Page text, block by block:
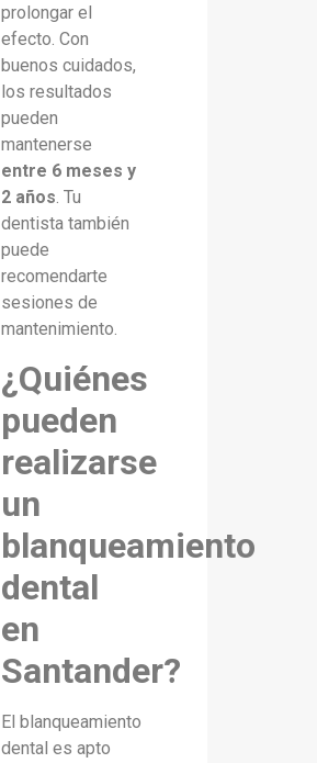
prolongar el
efecto. Con
buenos cuidados,
los resultados
pueden
mantenerse
entre 6 meses y
2 años . Tu
dentista también
puede
recomendarte
sesiones de
mantenimiento.
¿Quiénes
pueden
realizarse
un
blanqueamiento
dental
en
Santander?
El blanqueamiento
dental es apto